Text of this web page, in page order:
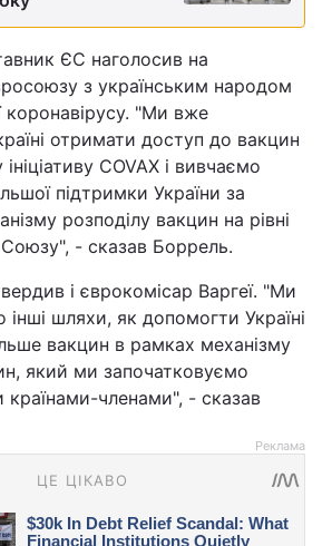
ЄС наголосив на
з українським народом
коронавірусу. "Ми вже
отримати доступ до вакцин
COVAX і вивчаємо
підтримки України за
розподілу вакцин на рівні
- сказав Боррель.
і єврокомісар Варгеї. "Ми
шляхи, як допомогти Україні
вакцин в рамках механізму
який ми започатковуємо
членами", - сказав
Реклама